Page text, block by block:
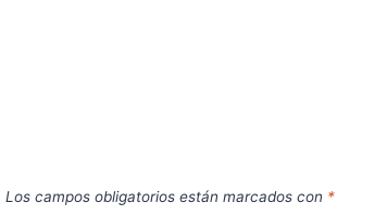
Los campos obligatorios están marcados con *